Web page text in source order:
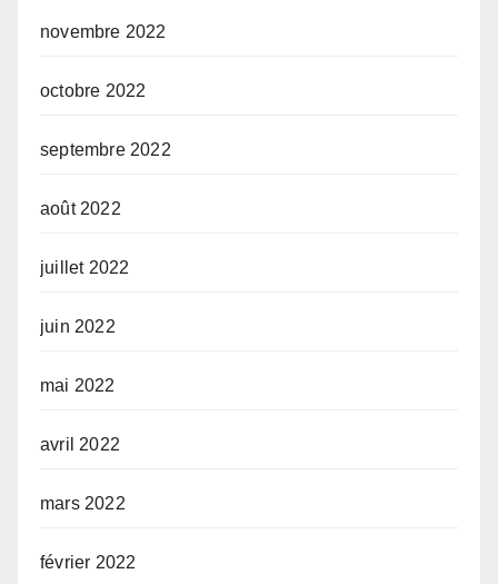
novembre 2022
octobre 2022
septembre 2022
août 2022
juillet 2022
juin 2022
mai 2022
avril 2022
mars 2022
février 2022